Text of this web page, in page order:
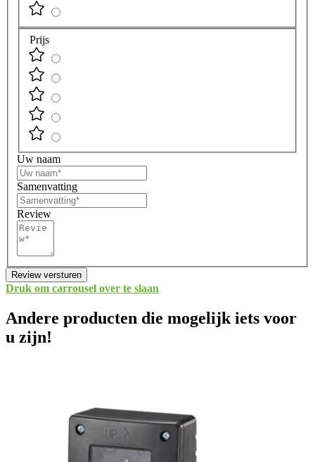
Prijs
Uw naam
Samenvatting
Review
Review versturen
Druk om carrousel over te slaan
Andere producten die mogelijk iets voor
u zijn!